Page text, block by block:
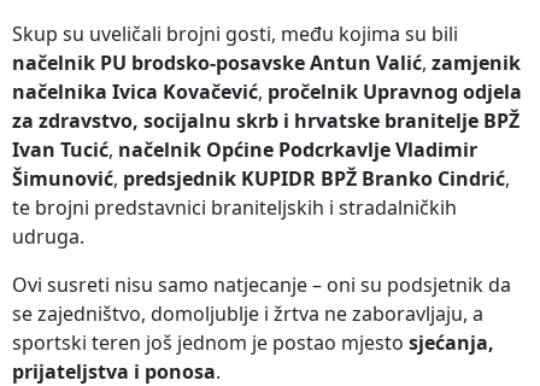
Skup su uveličali brojni gosti, među kojima su bili
načelnik PU brodsko-posavske Antun Valić, zamjenik
načelnika Ivica Kovačević, pročelnik Upravnog odjela
za zdravstvo, socijalnu skrb i hrvatske branitelje BPŽ
Ivan Tucić, načelnik Općine Podcrkavlje Vladimir
Šimunović, predsjednik KUPIDR BPŽ Branko Cindrić,
te brojni predstavnici braniteljskih i stradalničkih
udruga.
Ovi susreti nisu samo natjecanje – oni su podsjetnik da
se zajedništvo, domoljublje i žrtva ne zaboravljaju, a
sportski teren još jednom je postao mjesto sjećanja,
prijateljstva i ponosa.